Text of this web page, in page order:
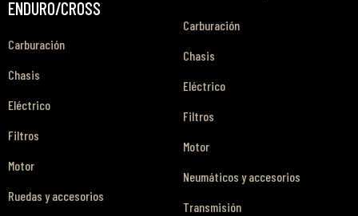
ENDURO/CROSS
Carburación
Chasis
Eléctrico
Filtros
Motor
Ruedas y accesorios
Carburación
Chasis
Eléctrico
Filtros
Motor
Neumáticos y accesorios
Transmisión